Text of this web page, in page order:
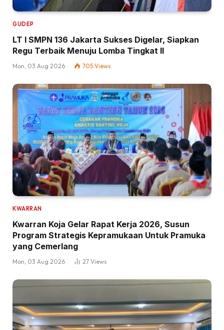
GUDEP
LT I SMPN 136 Jakarta Sukses Digelar, Siapkan
Regu Terbaik Menuju Lomba Tingkat II
Mon, 03 Aug 2026 705 Views
KWARRAN
Kwarran Koja Gelar Rapat Kerja 2026, Susun
Program Strategis Kepramukaan Untuk Pramuka
yang Cemerlang
Mon, 03 Aug 2026 27 Views